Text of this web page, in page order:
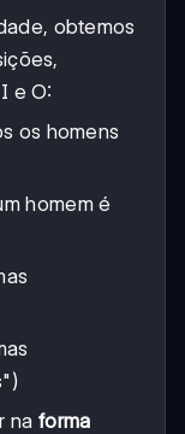
obtemos
e O:
os homens
homem é
na forma